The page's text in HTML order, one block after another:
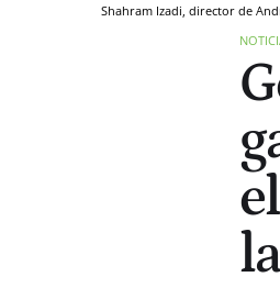
Shahram Izadi, director de